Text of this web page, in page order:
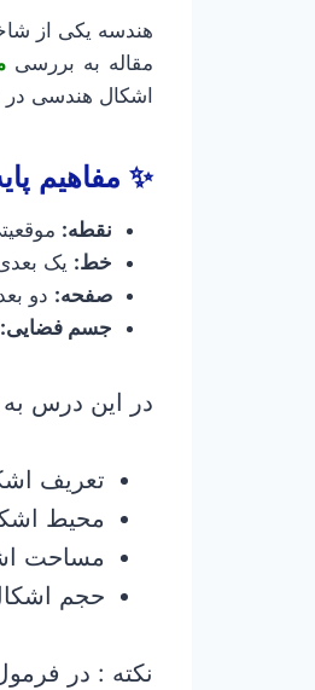
هندسه یکی از
مقاله به بررسی
اشکال هندسی
✨ مفاهیم
نقطه:
خط: یک
صفحه: دو
جسم فضایی:
در این درس
تعریف
محیط
مساحت
حجم
نکته : در